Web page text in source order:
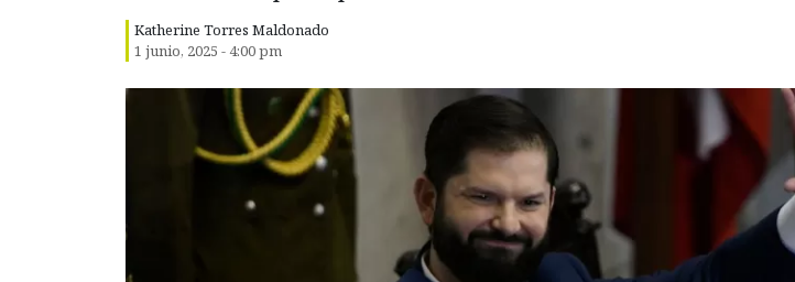
Katherine Torres Maldonado
1 junio, 2025 - 4:00 pm